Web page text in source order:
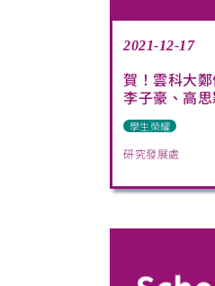
2021-12-17
賀！雲科大
李子豪、高
學生榮耀
研究發展處